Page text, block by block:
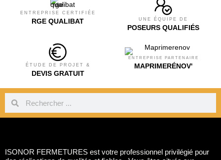
ENTREPRISE CERTIFIÉE
RGE QUALIBAT UNE ÉQUIPE DE
POSEURS QUALIFIÉS
ÉTUDE DE PROJET &
DEVIS GRATUIT
ENTREPRISE PARTENAIRE
MAPRIMERÉNOV'
ISONOR FERMETURES est votre professionnel privilégié pour